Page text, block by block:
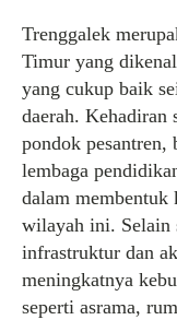
Trenggalek
Timur yang
yang cukup baik
daerah. Kehadiran
pondok pesantren,
lembaga
dalam membentuk
wilayah ini. Selain
infrastruktur dan
meningkatnya
seperti asrama,